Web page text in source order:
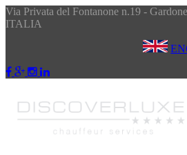
Via Privata del Fontanone n.19 -
ITALIA